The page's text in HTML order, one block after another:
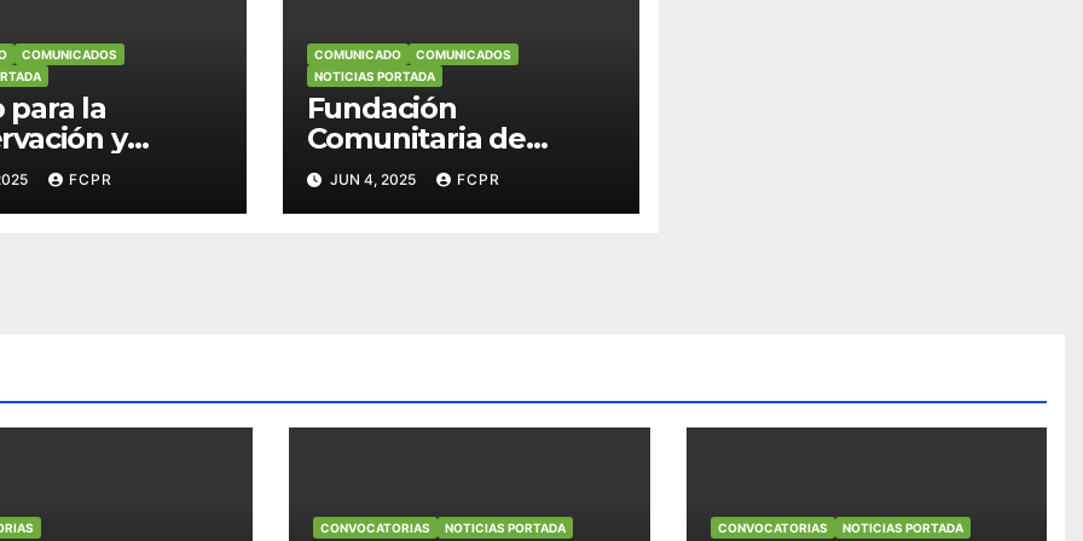
COMUNICADOS
para la
y
Sostenible
Modelo
FCPR
COMUNICADO
COMUNICADOS
NOTICIAS PORTADA
Fundación
Comunitaria de
Puerto Rico concluye
fase de instalación
JUN 4, 2025 FCPR
CONVOCATORIAS NOTICIAS PORTADA CONVOCATORIAS NOTICIAS PORTADA